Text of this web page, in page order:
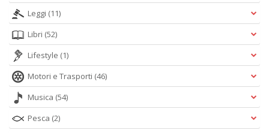
Leggi (11)
Libri (52)
Lifestyle (1)
Motori e Trasporti (46)
Musica (54)
Pesca (2)